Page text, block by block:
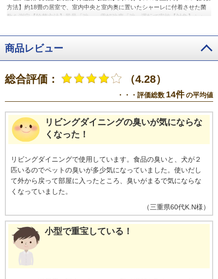
方法】約18畳の居室で、室内中央と室内奥に置いたシャーレに付着させた菌
数を測定【除菌方法】風量「強」・電解強度「強」運転で実施【対象】シャ
塩素酸の濃度が不足し除菌・脱臭効果が低下する。
※5【試験方法】6段階
臭気強度表示法【脱臭方法】風量「強」・電解強度「強」運転【対象】約6畳
試験空間の発生し続ける空間臭【臭気成分】猫の尿・便【試験結果】約175分
後に臭気強度1.9に低減（自然減衰4.4）
※6【試験方法】約6畳の密閉空間
でガーゼに付着した菌数の変化を測定【除菌方法】風量「強」・加湿「標
準」・電解強度「強」で運転【対象】ガーゼに付着した菌【結果】約120分で
※7【試験機関】パナソニック株式会社【試験方法】約6畳の
試験空間でメンブレンフィルターに付着させたアレル物質をELISA法で測定
湿「標準」・電解強度「強」運転で実施【対象】花粉（スギ）【試験結果】
約3時間後自然減衰比で99％以上抑制（検証機種：F-MV2300）。
商品レビュー
総合評価： （4.28）
・・・評価総数 14件の平均値
リビングダイニングの臭いが気にならな
くなった！
リビングダイニングで使用しています。食品の臭いと、犬が２
匹いるのでペットの臭いが多少気になっていました。使いだし
て外から戻って部屋に入ったところ、臭いがまるで気にならな
くなっていました。
（三重県60代K.N様）
小型で重宝している！